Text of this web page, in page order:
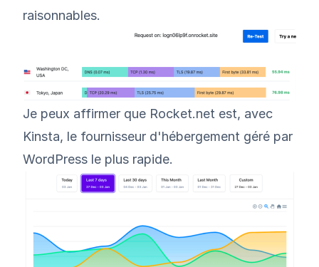
raisonnables.
Je peux affirmer que Rocket.net est, avec
Kinsta, le fournisseur d'hébergement géré par
WordPress le plus rapide.